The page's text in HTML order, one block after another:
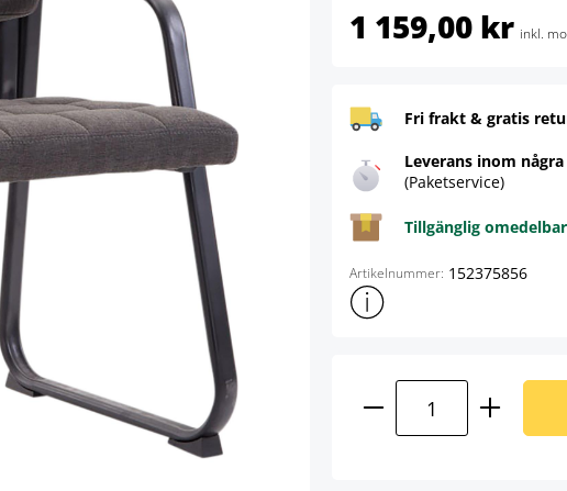
1 159,00 kr inkl.
Fri frakt & gratis
Leverans inom
(Paketservice)
Tillgänglig
Artikelnummer: 152375856
Visa mer produktinformation